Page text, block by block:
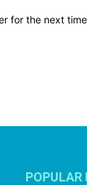
for the next
POPULAR